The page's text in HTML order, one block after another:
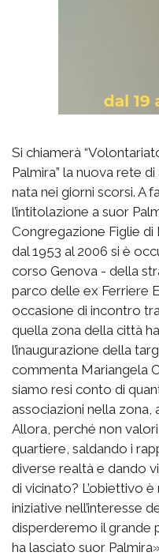
Si chiamerà
Palmira” la nuova rete
nata nei giorni scorsi. A
l’intitolazione a suor
Congregazione Figlie di
dal 1953 al 2006 si è
corso Genova - della
parco delle ex Ferriere
occasione di incontro
quella zona della città
l’inaugurazione della
commenta Mariangela
siamo resi conto di
associazioni nella zona,
Allora, perché non
quartiere, saldando i
diverse realtà e dando
di vicinato? L’obiettivo
iniziative nell’interesse
disperderemo il grande
ha lasciato suor